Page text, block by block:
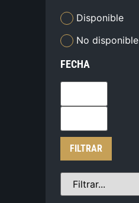
Disponible
No disponible
FECHA
FILTRAR